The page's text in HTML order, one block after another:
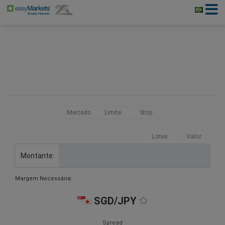
Mercado Limite Stop
Lotes Valor
Montante:
Margem Necessária:
SGD/JPY
Spread